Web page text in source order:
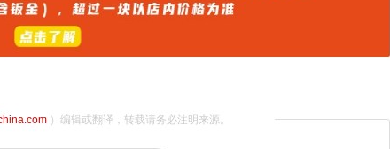
）编辑或翻译，转载请务必注明来源。